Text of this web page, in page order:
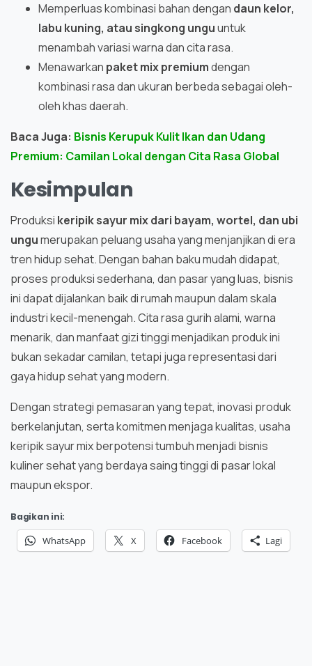
Memperluas kombinasi bahan dengan daun kelor,
labu kuning, atau singkong unguuntuk
menambah variasi warna dan cita rasa.
Menawarkan paket mix premiumdengan
kombinasi rasa dan ukuran berbeda sebagai oleh-
oleh khas daerah.
Baca Juga: Bisnis Kerupuk Kulit Ikan dan Udang
Premium: Camilan Lokal dengan Cita Rasa Global
Kesimpulan
Produksi keripik sayur mix dari bayam, wortel, dan ubi
ungumerupakan peluang usaha yang menjanjikan di era
tren hidup sehat. Dengan bahan baku mudah didapat,
proses produksi sederhana, dan pasar yang luas, bisnis
ini dapat dijalankan baik di rumah maupun dalam skala
industri kecil-menengah. Cita rasa gurih alami, warna
menarik, dan manfaat gizi tinggi menjadikan produk ini
bukan sekadar camilan, tetapi juga representasi dari
gaya hidup sehat yang modern.
Dengan strategi pemasaran yang tepat, inovasi produk
berkelanjutan, serta komitmen menjaga kualitas, usaha
keripik sayur mix berpotensi tumbuh menjadi bisnis
kuliner sehat yang berdaya saing tinggi di pasar lokal
maupun ekspor.
Bagikan ini:
WhatsApp X Facebook Lagi